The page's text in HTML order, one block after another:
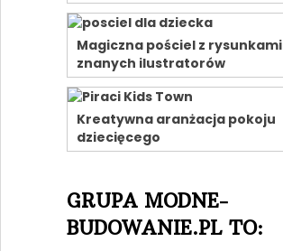
Magiczna pościel z rysunkami
znanych ilustratorów
Kreatywna aranżacja pokoju
dziecięcego
GRUPA MODNE-
BUDOWANIE.PL TO: